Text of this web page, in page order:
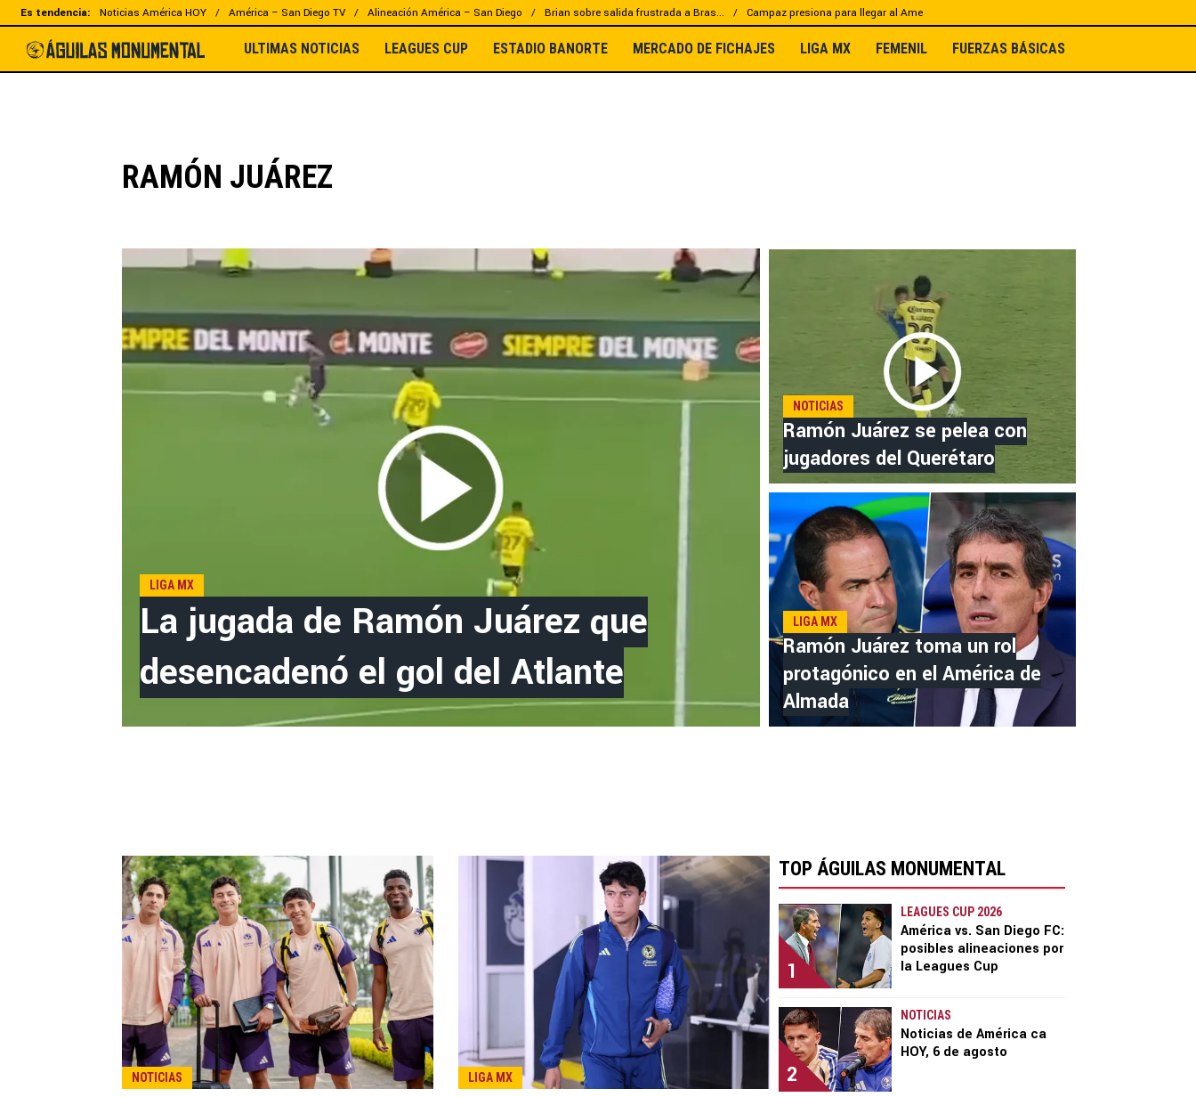
Es tendencia: Noticias América HOY América – San Diego TV Alineación América – San Diego Brian sobre salida frustrada a Bras... Campaz presiona para llegar al Ame
ULTIMAS NOTICIAS LEAGUES CUP ESTADIO BANORTE MERCADO DE FICHAJES LIGA MX FEMENIL FUERZAS BÁSICAS
RAMÓN JUÁREZ
LIGA MX
La jugada de Ramón Juárez que
desencadenó el gol del Atlante
NOTICIAS
Ramón Juárez se pelea con
jugadores del Querétaro
LIGA MX
Ramón Juárez toma un rol
protagónico en el América de
Almada
NOTICIAS LIGA MX
TOP ÁGUILAS MONUMENTAL
1
LEAGUES CUP 2026
América vs. San Diego FC:
posibles alineaciones por
la Leagues Cup
2
NOTICIAS
Noticias de América ca
HOY, 6 de agosto